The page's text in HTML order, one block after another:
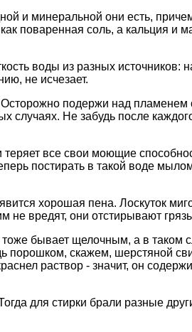
и минеральной они есть,
поваренная соль, а кальция и
воды из разных источников:
не исчезает.
подержи над пламенем
случаях. Не забудь после
все свои моющие
постирать в такой воде
хорошая пена. Лоскуток
не вредят, они отстирывают
бывает щелочным, а в таком
порошком, скажем, шерстяной
раствор - значит, он
для стирки брали разные